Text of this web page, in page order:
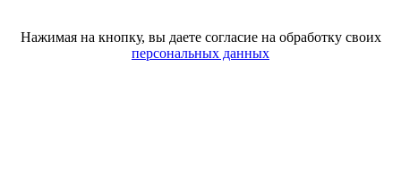
Нажимая на кнопку, вы даете согласие на обработку своих
персональных данных